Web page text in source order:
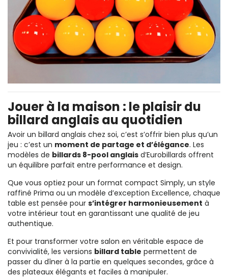
Jouer à la maison : le plaisir du
billard anglais au quotidien
Avoir un billard anglais chez soi, c’est s’offrir bien plus qu’un
jeu : c’est un moment de partage et d’élégance. Les
modèles de billards 8-pool anglais d’Eurobillards offrent
un équilibre parfait entre performance et design.
Que vous optiez pour un format compact Simply, un style
raffiné Prima ou un modèle d’exception Excellence, chaque
table est pensée pour s’intégrer harmonieusement à
votre intérieur tout en garantissant une qualité de jeu
authentique.
Et pour transformer votre salon en véritable espace de
convivialité, les versions billard table permettent de
passer du dîner à la partie en quelques secondes, grâce à
des plateaux élégants et faciles à manipuler.